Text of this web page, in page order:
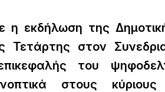
η εκδήλωση της
Τετάρτης στον
του
στους